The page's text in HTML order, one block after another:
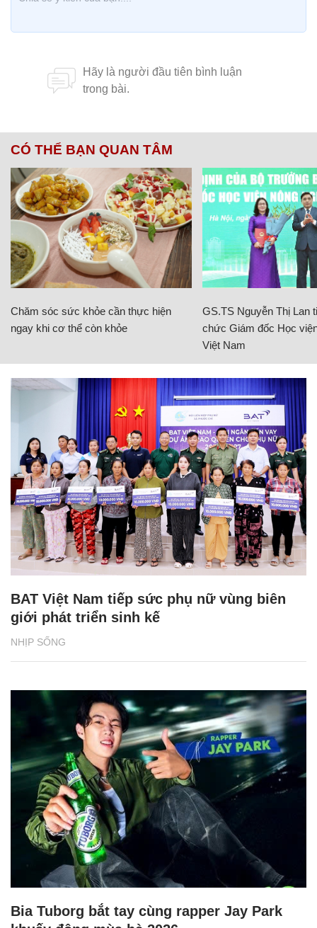
CÓ THỂ BẠN QUAN TÂM
Chăm sóc sức khỏe cần thực hiện
ngay khi cơ thể còn khỏe
GS.TS Nguyễn Thị Lan
chức Giám đốc Học
Việt Nam
NHỊP SỐNG
BAT Việt Nam tiếp sức phụ nữ vùng biên
giới phát triển sinh kế
Bia Tuborg bắt tay cùng rapper Jay Park